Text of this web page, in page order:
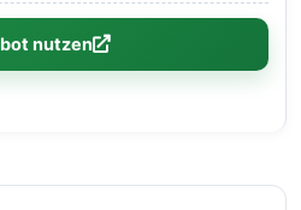
nutzen